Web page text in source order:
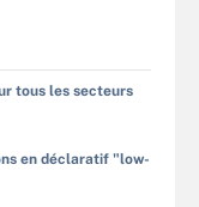
tous les secteurs
en déclaratif "low-